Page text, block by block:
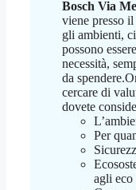
Bosch Via
viene presso
gli ambienti,
possono
necessità,
da
cercare di
dovete
Per
agli eco